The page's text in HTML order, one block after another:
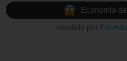
Economia de
vendido por